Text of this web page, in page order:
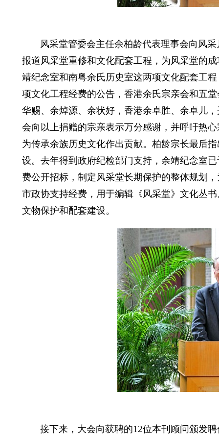
风采堂管委会主任余柏龄代表理事会向风
报道风采堂重修和文化配套工程，为风采堂的
靖纪念室和南粤余氏历史室这两项文化配套工
项文化工程经费的公告，香港余氏宗亲会和五
华赐、余焯源、余状好 ， 香港余卓胜、余卓儿 ，
会向以上捐赠的宗亲表示万分感谢，并呼吁热
为传承余族历史文化作出贡献。柏龄宗长最后
设。去年得到政府纪检部门支持，余靖纪念室
费公开招标，制定风采堂长期保护的整体规划
市政协支持经费，用于编辑《风采堂》文化丛
文物保护和配套建设。
接下来，大会向获聘的12位本刊顾问颁发